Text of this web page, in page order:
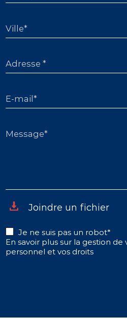
Ville*
Adresse *
E-mail*
Message*
Joindre un fichier
Je ne suis pas un robot*
En savoir plus sur la gestion
personnel et vos droits